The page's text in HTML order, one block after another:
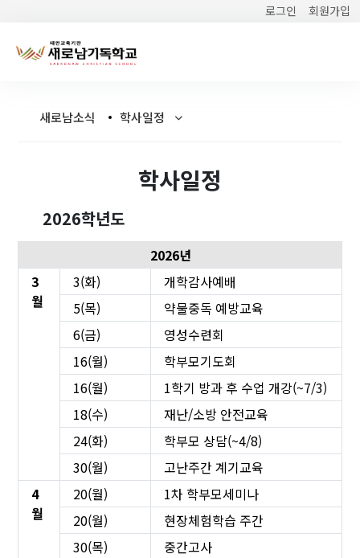
로그인 회원가입
새로남소식 학사일정
학사일정
2026학년도
2026년
3
월
3(화)
개학감사예배
5(목)
약물중독 예방교육
6(금)
영성수련회
16(월)
학부모기도회
16(월)
1학기 방과 후 수업 개강(~7/3)
18(수)
재난/소방 안전교육
24(화)
학부모 상담(~4/8)
30(월)
고난주간 계기교육
4
월
20(월)
1차 학부모세미나
20(월)
현장체험학습 주간
30(목)
중간고사